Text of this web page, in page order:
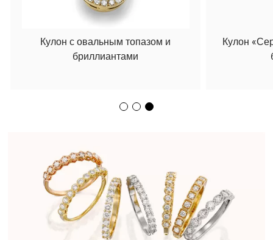
Кулон
Кулон с овальным топазом и
бриллиантами